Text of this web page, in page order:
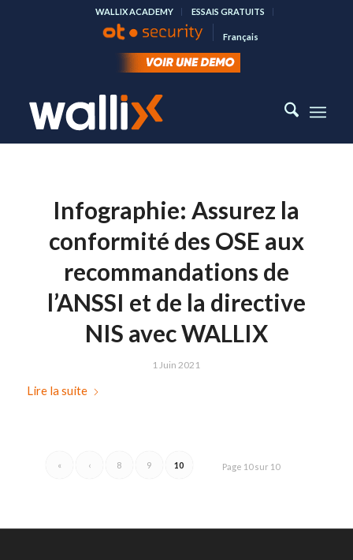
WALLIX ACADEMY ESSAIS GRATUITS
Français
Infographie: Assurez la
conformité des OSE aux
recommandations de
l’ANSSI et de la directive
NIS avec WALLIX
1 Juin 2021
Lire la suite
Page 10 sur 10
« ‹ 8 9 10